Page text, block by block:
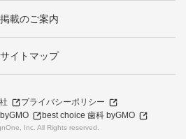
掲載のご案内
サイトマップ
プライバシーポリシー
best choice 歯科 byGMO
Inc. All Rights reserved.